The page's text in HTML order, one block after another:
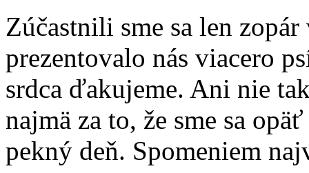
Zúčastnili sme sa len
prezentovalo nás viacero
srdca ďakujeme. Ani nie
najmä za to, že sme sa
pekný deň. Spomeniem